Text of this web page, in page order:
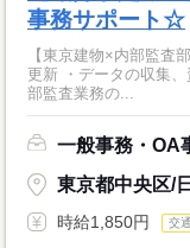
事務サポート☆
【東京建物×内部監査部門で事務サ
更新 ・データの収集
部監査業務の...
一般事務・OA
東京都中央区/
時給1,850円 交